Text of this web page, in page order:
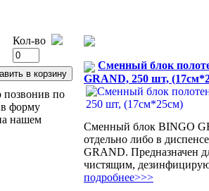
Кол-во
по
форму
нашем
Сменный блок
GRAND, 250 шт,
Сменный блок BINGO
отдельно либо в
GRAND. Предназначен
чистящим,
подробнее>>>